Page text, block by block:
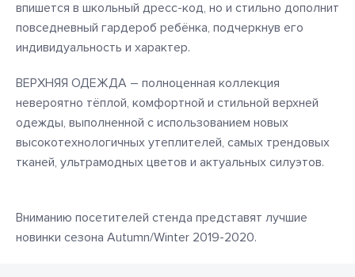
впишется в школьный дресс-код, но и стильно дополнит
повседневный гардероб ребёнка, подчеркнув его
индивидуальность и характер.
ВЕРХНЯЯ ОДЕЖДА – полноценная коллекция
невероятно тёплой, комфортной и стильной верхней
одежды, выполненной с использованием новых
высокотехнологичных утеплителей, самых трендовых
тканей, ультрамодных цветов и актуальных силуэтов.
Вниманию посетителей стенда представят лучшие
новинки сезона Autumn/Winter 2019-2020.